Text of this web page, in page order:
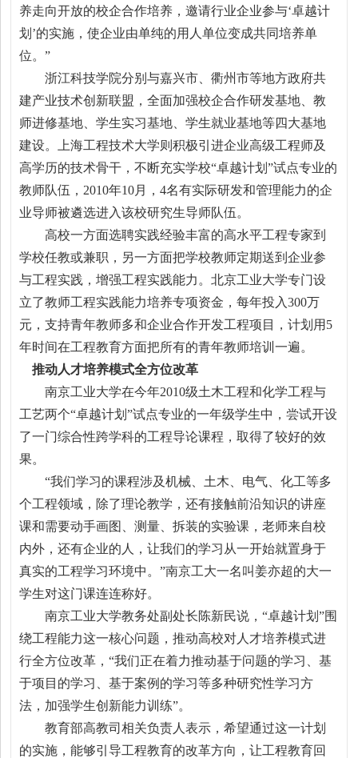
养走向开放的校企合作培养，邀请行业企业参与‘卓越计
划’的实施，使企业由单纯的用人单位变成共同培养单
位。”
浙江科技学院分别与嘉兴市、衢州市等地方政府共
建产业技术创新联盟，全面加强校企合作研发基地、教
师进修基地、学生实习基地、学生就业基地等四大基地
建设。上海工程技术大学则积极引进企业高级工程师及
高学历的技术骨干，不断充实学校“卓越计划”试点专业的
教师队伍，2010年10月，4名有实际研发和管理能力的企
业导师被遴选进入该校研究生导师队伍。
高校一方面选聘实践经验丰富的高水平工程专家到
学校任教或兼职，另一方面把学校教师定期送到企业参
与工程实践，增强工程实践能力。北京工业大学专门设
立了教师工程实践能力培养专项资金，每年投入300万
元，支持青年教师多和企业合作开发工程项目，计划用5
年时间在工程教育方面把所有的青年教师培训一遍。
推动人才培养模式全方位改革
南京工业大学在今年2010级土木工程和化学工程与
工艺两个“卓越计划”试点专业的一年级学生中，尝试开设
了一门综合性跨学科的工程导论课程，取得了较好的效
果。
“我们学习的课程涉及机械、土木、电气、化工等多
个工程领域，除了理论教学，还有接触前沿知识的讲座
课和需要动手画图、测量、拆装的实验课，老师来自校
内外，还有企业的人，让我们的学习从一开始就置身于
真实的工程学习环境中。”南京工大一名叫姜亦超的大一
学生对这门课连连称好。
南京工业大学教务处副处长陈新民说，“卓越计划”围
绕工程能力这一核心问题，推动高校对人才培养模式进
行全方位改革，“我们正在着力推动基于问题的学习、基
于项目的学习、基于案例的学习等多种研究性学习方
法，加强学生创新能力训练”。
教育部高教司相关负责人表示，希望通过这一计划
的实施，能够引导工程教育的改革方向，让工程教育回